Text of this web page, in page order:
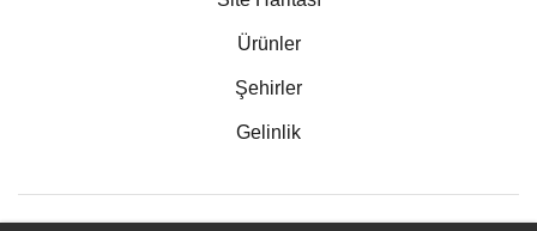
Ürünler
Şehirler
Gelinlik